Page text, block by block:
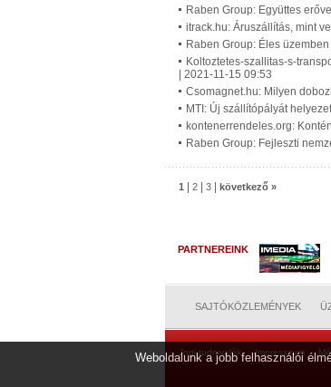
Raben Group: Együttes
itrack.hu: Áruszállítás, mint
Raben Group: Éles
Koltoztetes-szallitas-s-
| 2021-11-15 09:53
Csomagnet.hu: Milyen
MTI: Új szállítópályát
kontenerrendeles.org:
Raben Group: Fejleszti
1 2 3 következő »
PARTNEREINK
SAJTÓKÖZLEMÉNYEK
Jogi tudnivalók Impresszum
Weboldalunk a jobb felhasználói